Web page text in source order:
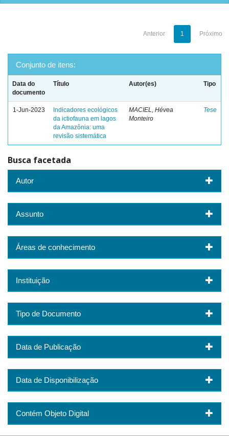
Anterior 1 Próximo
Conjunto de itens:
Data do
documento
Título Autor(es) Tipo
1-Jun-2023
Indicadores ecológicos
da ictiofauna em lagos
da Amazônia: uma
revisão sistemática
MACIEL, Hévea
Monteiro
Tese
Busca facetada
Autor
Assunto
Áreas de conhecimento
Instituição
Tipo de Documento
Data de Publicação
Data de Disponibilização
Contém Objeto Digital